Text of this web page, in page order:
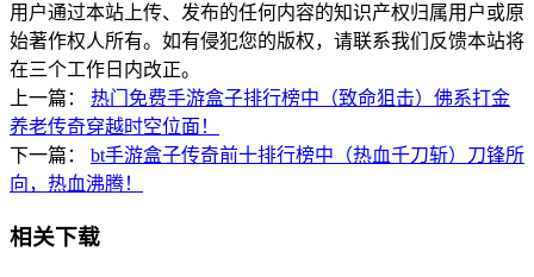
用户通过本站上传、发布的任何内容的知识产权归属用户或原
始著作权人所有。如有侵犯您的版权，请联系我们反馈本站将
在三个工作日内改正。
上一篇：
热门免费手游盒子排行榜中（致命狙击）佛系打金
养老传奇穿越时空位面！
下一篇：
bt手游盒子传奇前十排行榜中（热血千刀斩）刀锋所
向，热血沸腾！
相关下载